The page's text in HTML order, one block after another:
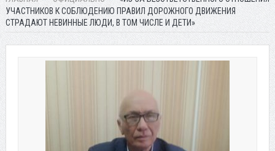
УЧАСТНИКОВ К СОБЛЮДЕНИЮ ПРАВИЛ ДОРОЖНОГО ДВИЖЕНИЯ
СТРАДАЮТ НЕВИННЫЕ ЛЮДИ, В ТОМ ЧИСЛЕ И ДЕТИ»